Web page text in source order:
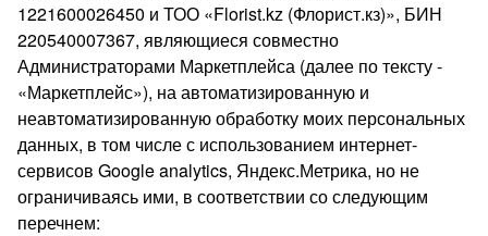
1221600026450 и ТОО «Florist.kz (Флорист.кз)», БИН
220540007367, являющиеся совместно
Администраторами Маркетплейса (далее по тексту -
«Маркетплейс»), на автоматизированную и
неавтоматизированную обработку моих персональных
данных, в том числе с использованием интернет-
сервисов Google analytics, Яндекс.Метрика, но не
ограничиваясь ими, в соответствии со следующим
перечнем: